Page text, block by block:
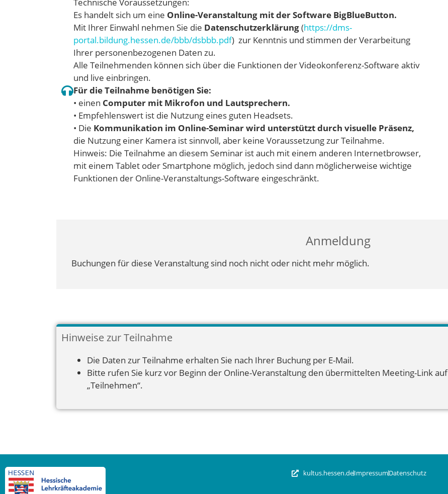
Es handelt sich um eine Online-Veranstaltung mit der Software BigBlueButton.
Mit Ihrer Einwahl nehmen Sie die Datenschutzerklärung(https://dms-
portal.bildung.hessen.de/bbb/dsbbb.pdf) zur Kenntnis und stimmen der Verarbeitung
Ihrer personenbezogenen Daten zu.
Alle Teilnehmenden können sich über die Funktionen der Videokonferenz-Software aktiv
und live einbringen.
Für die Teilnahme benötigen Sie:
• einen Computer mit Mikrofon und Lautsprechern.
• Empfehlenswert ist die Nutzung eines guten Headsets.
• Die Kommunikation im Online-Seminar wird unterstützt durch visuelle Präsenz,
die Nutzung einer Kamera ist sinnvoll, aber keine Voraussetzung zur Teilnahme.
Hinweis: Die Teilnahme an diesem Seminar ist auch mit einem anderen Internetbrowser,
mit einem Tablet oder Smartphone möglich, jedoch sind dann möglicherweise wichtige
Funktionen der Online-Veranstaltungs-Software eingeschränkt.
Anmeldung
Buchungen für diese Veranstaltung sind noch nicht oder nicht mehr möglich.
Hinweise zur Teilnahme
Die Daten zur Teilnahme erhalten Sie nach Ihrer Buchung per E-Mail.
Bitte rufen Sie kurz vor Beginn der Online-Veranstaltung den übermittelten Meeting-Link
„Teilnehmen“.
kultus.hessen.deImpressumDatenschutz